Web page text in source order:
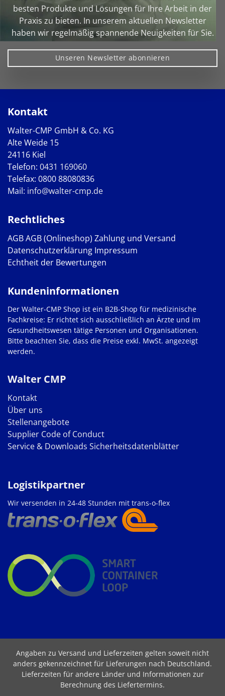
besten Produkte und Lösungen für Ihre Arbeit in der
Praxis zu bieten. In unserem aktuellen Newsletter
haben wir regelmäßig spannende Neuigkeiten für Sie.
Unseren Newsletter abonnieren
Kontakt
Walter-CMP GmbH & Co. KG
Alte Weide 15
24116 Kiel
Telefon: 0431 169060
Telefax: 0800 88080836
Mail: info@walter-cmp.de
Rechtliches
AGBAGB (Onlineshop) Zahlung und Versand
Datenschutzerklärung Impressum
Echtheit der Bewertungen
Walter CMP
Kontakt
Über uns
Stellenangebote
Supplier Code of Conduct
Service & Downloads Sicherheitsdatenblätter
Kundeninformationen
Der Walter-CMP Shop ist ein B2B-Shop für medizinische
Fachkreise: Er richtet sich ausschließlich an Ärzte und im
Gesundheitswesen tätige Personen und Organisationen.
Bitte beachten Sie, dass die Preise exkl. MwSt. angezeigt
werden.
Logistikpartner
Wir versenden in 24-48 Stunden mit trans-o-flex
Angaben zu Versand und Lieferzeiten gelten soweit nicht
anders gekennzeichnet für Lieferungen nach Deutschland.
Lieferzeiten für andere Länder und Informationen zur
Berechnung des Liefertermins.